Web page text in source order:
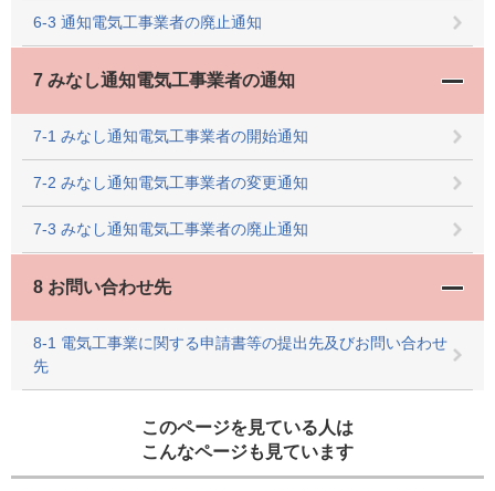
6-3 通知電気工事業者の廃止通知
7 みなし通知電気工事業者の通知
7-1 みなし通知電気工事業者の開始通知
7-2 みなし通知電気工事業者の変更通知
7-3 みなし通知電気工事業者の廃止通知
8 お問い合わせ先
8-1 電気工事業に関する申請書等の提出先及びお問い合わせ
先
このページを見ている人は
こんなページも見ています